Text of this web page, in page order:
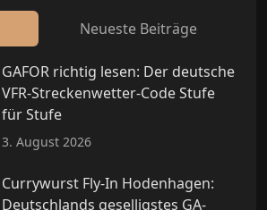
Neueste Beiträge
GAFOR richtig lesen: Der deutsche
VFR-Streckenwetter-Code Stufe
für Stufe
3. August 2026
Currywurst Fly-In Hodenhagen:
Deutschlands geselligstes GA-